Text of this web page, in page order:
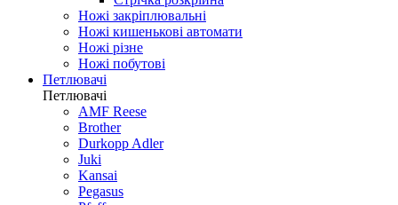
Ножі закріплювальні
Ножі кишенькові автомати
Ножі різне
Ножі побутові
Петлювачі
Петлювачі
AMF Reese
Brother
Durkopp Adler
Juki
Kansai
Pegasus